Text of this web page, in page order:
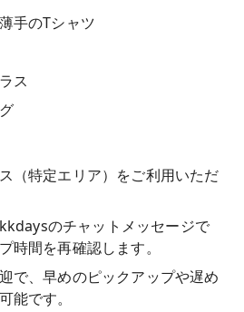
手のTシャツ
ス
（特定エリア）をご利用いただ
のチャットメッセージで
時間を再確認します。
で、早めのピックアップや遅め
能です。